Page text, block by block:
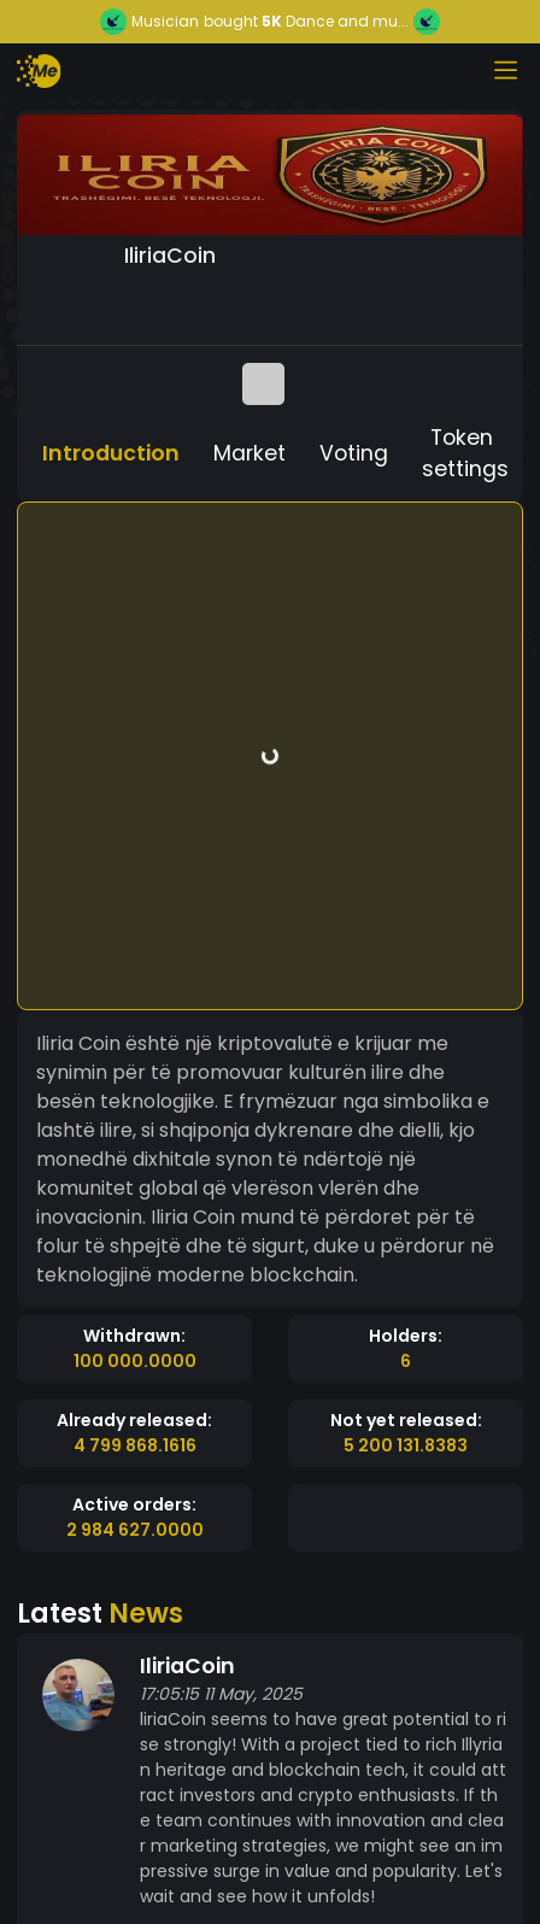
Musician bought 5KDance and mu...
IliriaCoin
Introduction Market Voting
Token
settings
Iliria Coin është një kriptovalutë e krijuar me
synimin për të promovuar kulturën ilire dhe
besën teknologjike. E frymëzuar nga simbolika e
lashtë ilire, si shqiponja dykrenare dhe dielli, kjo
monedhë dixhitale synon të ndërtojë një
komunitet global që vlerëson vlerën dhe
inovacionin. Iliria Coin mund të përdoret për të
folur të shpejtë dhe të sigurt, duke u përdorur në
teknologjinë moderne blockchain.
Withdrawn:
100 000.0000
Holders:
6
Already released:
4 799 868.1616
Not yet released:
5 200 131.8383
Active orders:
2 984 627.0000
Latest News
IliriaCoin
17:05:15 11 May, 2025
liriaCoin seems to have great potential to ri
se strongly! With a project tied to rich Illyria
n heritage and blockchain tech, it could att
ract investors and crypto enthusiasts. If th
e team continues with innovation and clea
r marketing strategies, we might see an im
pressive surge in value and popularity. Let's
wait and see how it unfolds!